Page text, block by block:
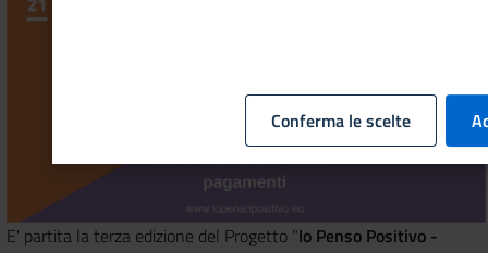
E' partita la terza edizione del Progetto "Io Penso Positivo -
Conferma le scelte